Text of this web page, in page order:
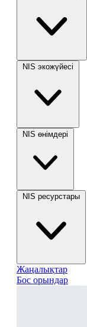
NIS экожүйесі
NIS өнімдері
NIS ресурстары
Жаңалықтар
Бос орындар